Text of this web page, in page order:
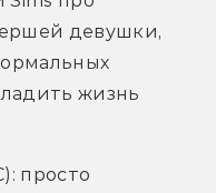
девушки,
жизнь
просто